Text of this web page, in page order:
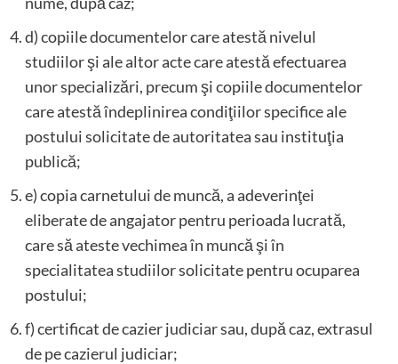
d) copiile documentelor care atestă nivelul
studiilor şi ale altor acte care atestă efectuarea
unor specializări, precum şi copiile documentelor
care atestă îndeplinirea condiţiilor specifice ale
postului solicitate de autoritatea sau instituţia
publică;
e) copia carnetului de muncă, a adeverinţei
eliberate de angajator pentru perioada lucrată,
care să ateste vechimea în muncă şi în
specialitatea studiilor solicitate pentru ocuparea
postului;
f) certificat de cazier judiciar sau, după caz, extrasul
de pe cazierul judiciar;